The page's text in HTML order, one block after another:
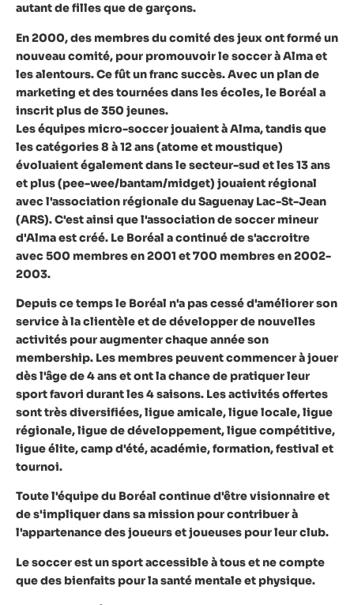
autant de filles que de garçons.
En 2000, des membres du comité des jeux ont formé un
nouveau comité, pour promouvoir le soccer à Alma et
les alentours. Ce fût un franc succès. Avec un plan de
marketing et des tournées dans les écoles, le Boréal a
inscrit plus de 350 jeunes.
Les équipes micro-soccer jouaient à Alma, tandis que
les catégories 8 à 12 ans (atome et moustique)
évoluaient également dans le secteur-sud et les 13 ans
et plus (pee-wee/bantam/midget) jouaient régional
avec l'association régionale du Saguenay Lac-St-Jean
(ARS). C'est ainsi que l'association de soccer mineur
d'Alma est créé. Le Boréal a continué de s'accroitre
avec 500 membres en 2001 et 700 membres en 2002-
2003.
Depuis ce temps le Boréal n'a pas cessé d'améliorer son
service à la clientèle et de développer de nouvelles
activités pour augmenter chaque année son
membership. Les membres peuvent commencer à jouer
dès l'âge de 4 ans et ont la chance de pratiquer leur
sport favori durant les 4 saisons. Les activités offertes
sont très diversifiées, ligue amicale, ligue locale, ligue
régionale, ligue de développement, ligue compétitive,
ligue élite, camp d'été, académie, formation, festival et
tournoi.
Toute l'équipe du Boréal continue d'être visionnaire et
de s'impliquer dans sa mission pour contribuer à
l'appartenance des joueurs et joueuses pour leur club.
Le soccer est un sport accessible à tous et ne compte
que des bienfaits pour la santé mentale et physique.